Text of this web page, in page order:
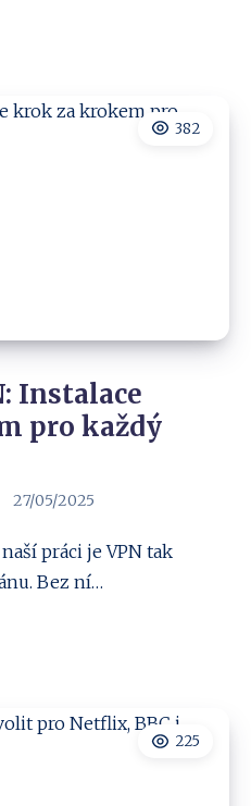
382
Instalace
pro každý
27/05/2025
práci je VPN tak
Bez ní…
225